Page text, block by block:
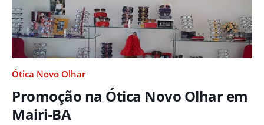
Ótica Novo Olhar
Promoção na Ótica Novo Olhar em
Mairi-BA